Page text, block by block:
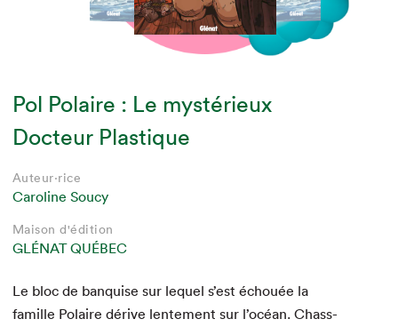
Auteur·rice
Caroline Soucy
Maison d'édition
GLÉNAT QUÉBEC
Auteur·rice
Maison d'édition
Pol Polaire : Le mystérieux
Docteur Plastique
Auteur·rice
Caroline Soucy
Maison d'édition
GLÉNAT QUÉBEC
Le bloc de ban­quise sur lequel s’est échouée la
famille Polaire dérive lente­ment sur l’océan. Chas­s­
Auteur·rice
Maison d'édition
Auteur·rice
Caroline Soucy
Maison d'édition
GLÉNAT QUÉBEC
Auteur·rice
Maison d'édition